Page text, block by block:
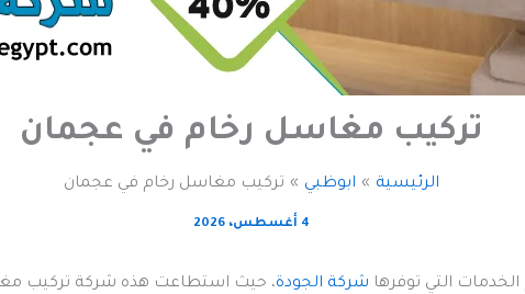
تركيب مغاسل رخام في عجمان
الرئيسية ابوظبي تركيب مغاسل رخام في عجمان
4 أغسطس، 2026
التي توفرها شركة الجودة، حيث استطاعت هذه شركة تركيب